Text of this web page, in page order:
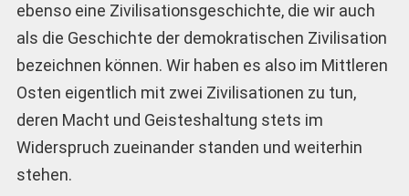
ebenso eine Zivilisationsgeschichte, die wir auch
als die Geschichte der demokratischen Zivilisation
bezeichnen können. Wir haben es also im Mittleren
Osten eigentlich mit zwei Zivilisationen zu tun,
deren Macht und Geisteshaltung stets im
Widerspruch zueinander standen und weiterhin
stehen.